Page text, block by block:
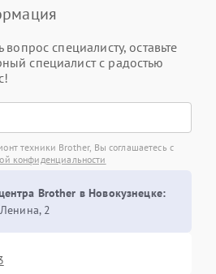
вопрос специалисту, оставьте
специалист с радостью
техники Brother, Вы соглашаетесь с
конфиденциальности
Brother в Новокузнецке:
2